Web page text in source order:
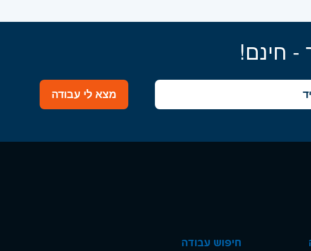
- חינם!
מצא לי עבודה
חיפוש עבודה